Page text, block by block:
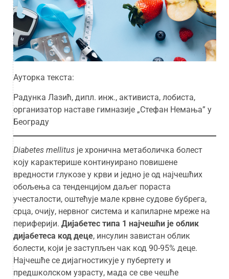
Ауторка текста:
Радунка Лазић, дипл. инж., активиста, лобиста,
организатор наставе гимназије „Стефан Немања” у
Београду
Diabetes mellitus је хронична метаболичка болест
коју карактерише континуирано повишене
вредности глукозе у крви и једно је од најчешћих
обољења са тенденцијом даљег пораста
учесталости, оштећује мале крвне судове бубрега,
срца, очију, нервног система и капиларне мреже на
периферији. Дијабетес типа 1 најчешћи је облик
дијабетеса код деце, инсулин завистан облик
болести, који је заступљен чак код 90-95% деце.
Најчешће се дијагностикује у пубертету и
предшколском узрасту, мада се све чешће